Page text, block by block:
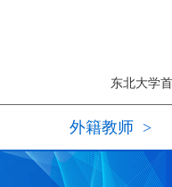
东北大学
外籍教师 >